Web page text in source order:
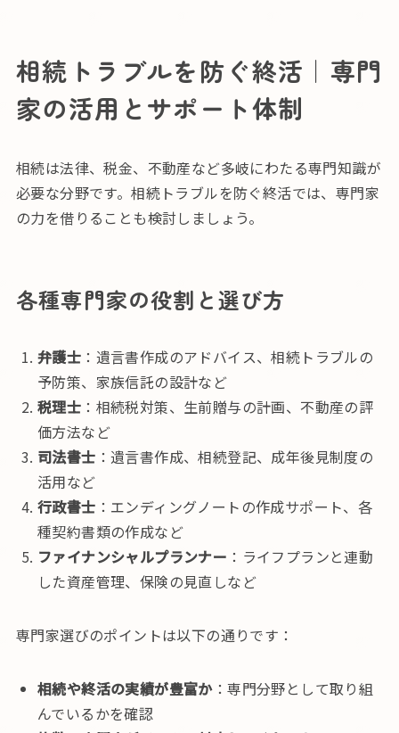
相続トラブルを防ぐ終活｜専門
家の活用とサポート体制
相続は法律、税金、不動産など多岐にわたる専門知識が
必要な分野です。相続トラブルを防ぐ終活では、専門家
の力を借りることも検討しましょう。
各種専門家の役割と選び方
弁護士 ：遺言書作成のアドバイス、相続トラブルの
予防策、家族信託の設計など
税理士 ：相続税対策、生前贈与の計画、不動産の評
価方法など
司法書士 ：遺言書作成、相続登記、成年後見制度の
活用など
行政書士 ：エンディングノートの作成サポート、各
種契約書類の作成など
ファイナンシャルプランナー ：ライフプランと連動
した資産管理、保険の見直しなど
専門家選びのポイントは以下の通りです：
相続や終活の実績が豊富か：専門分野として取り組
んでいるかを確認